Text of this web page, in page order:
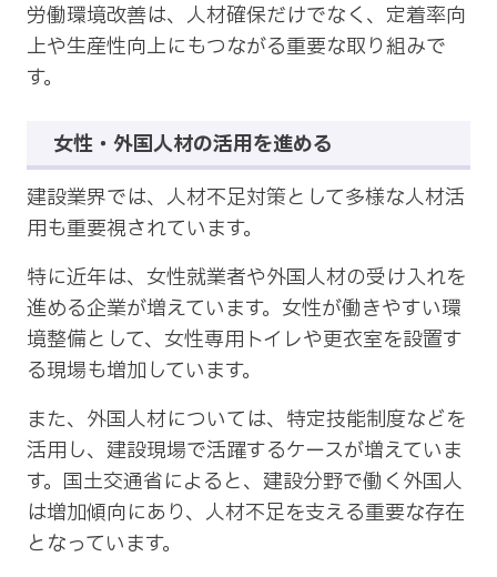
労働環境改善は、人材確保だけでなく、定着率向
上や生産性向上にもつながる重要な取り組みで
す。
女性・外国人材の活用を進める
建設業界では、人材不足対策として多様な人材活
用も重要視されています。
特に近年は、女性就業者や外国人材の受け入れを
進める企業が増えています。女性が働きやすい環
境整備として、女性専用トイレや更衣室を設置す
る現場も増加しています。
また、外国人材については、特定技能制度などを
活用し、建設現場で活躍するケースが増えていま
す。国土交通省によると、建設分野で働く外国人
は増加傾向にあり、人材不足を支える重要な存在
となっています。